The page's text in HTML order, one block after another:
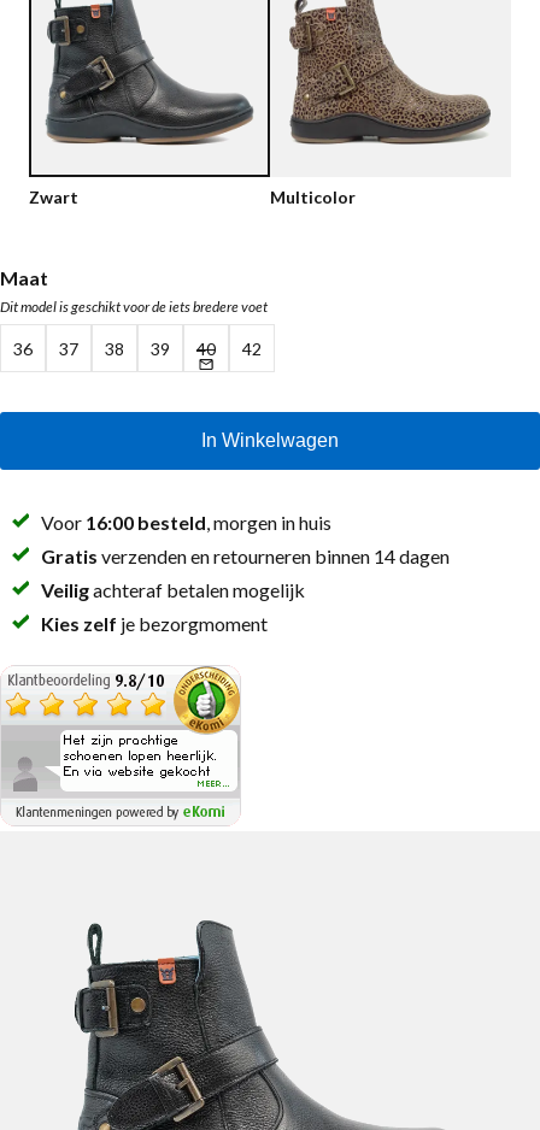
Lage schoenen
Vegan
Sandalen
Loafers
Bikerboots
Enkellaarsjes met rits
Chelseaboots
Hakken
Loafers
Sale
Zwart Multicolor
Maat
Dit model is geschikt voor de iets bredere voet
36 37 38 39 40 42
In Winkelwagen
Voor 16:00 besteld, morgen in huis
Gratis verzenden en retourneren binnen 14 dagen
Veiligachteraf betalen mogelijk
Kies zelf je bezorgmoment